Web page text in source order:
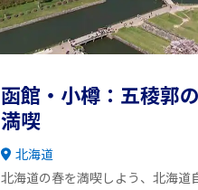
函館・小樽：五稜郭
満喫
北海道
北海道の春を満喫しよう、北海道